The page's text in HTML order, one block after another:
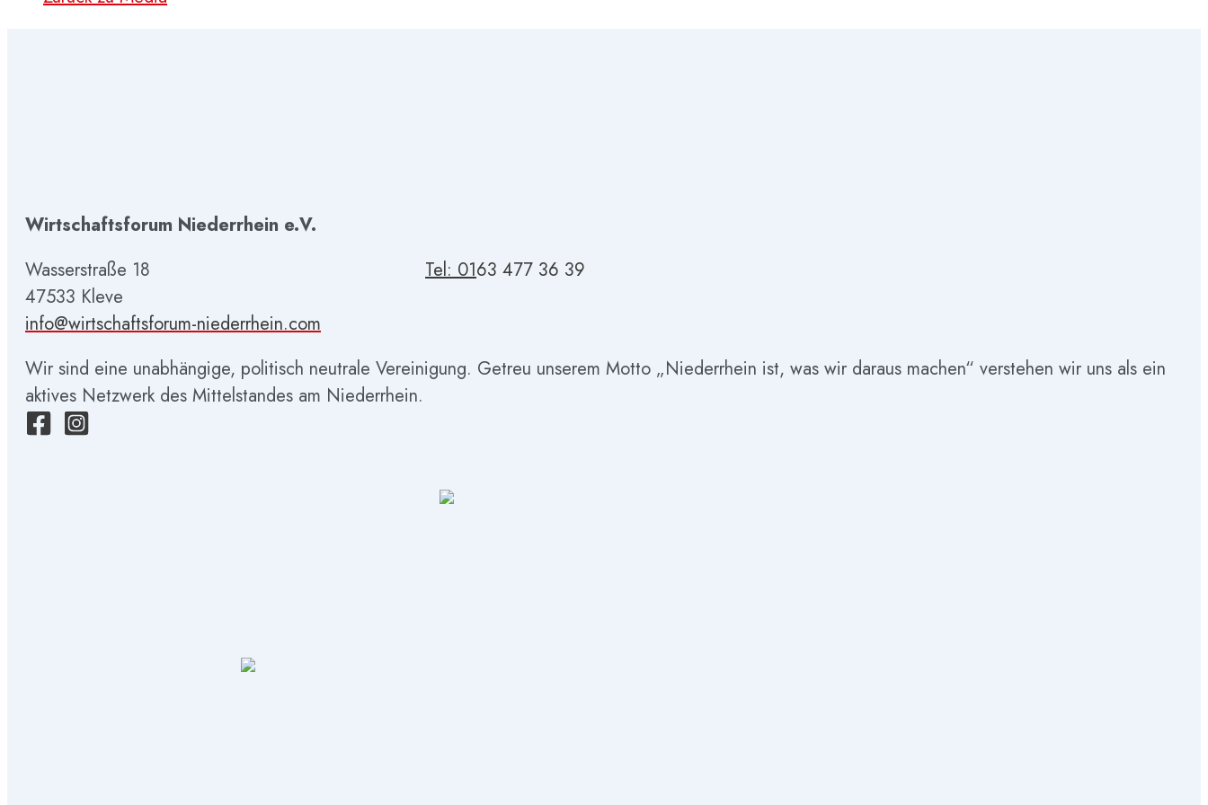
Wirtschaftsforum Niederrhein e.V.
Wasserstraße 18
47533 Kleve
Tel: 0163 477 36 39
info@wirtschaftsforum-niederrhein.com
Wir sind eine unabhängige, politisch neutrale Vereinigung. Getreu unserem Motto „Niederrhein ist, was wir daraus machen“ verstehen wir uns als ein
aktives Netzwerk des Mittelstandes am Niederrhein.